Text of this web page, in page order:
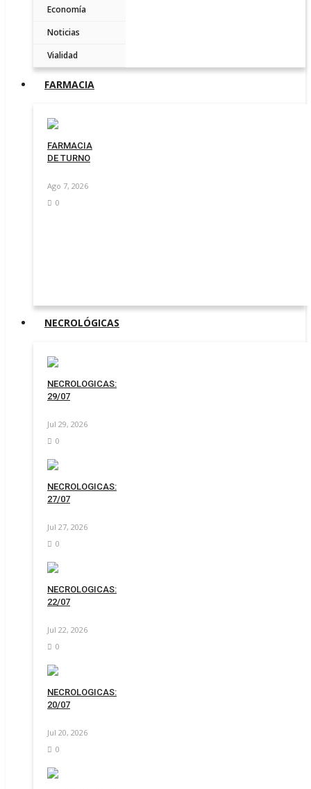
Economía
Noticias
Vialidad
FARMACIA
FARMACIA
DE TURNO
Ago 7, 2026
0
NECROLÓGICAS
NECROLOGICAS:
29/07
Jul 29, 2026
0
NECROLOGICAS:
27/07
Jul 27, 2026
0
NECROLOGICAS:
22/07
Jul 22, 2026
0
NECROLOGICAS:
20/07
Jul 20, 2026
0